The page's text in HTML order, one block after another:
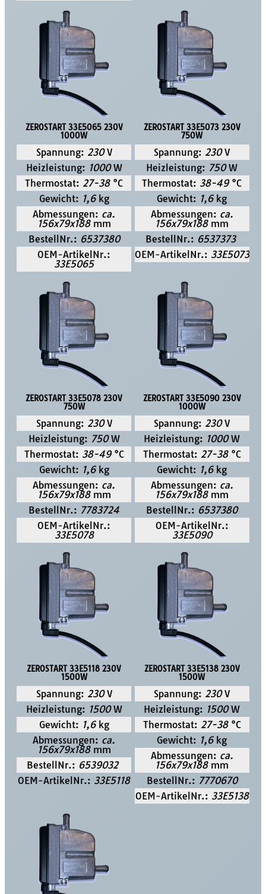
ZEROSTART 33E5065 230V
1000W
Spannung: 230 V
Heizleistung: 1000 W
Thermostat: 27-38 °C
Gewicht: 1,6 kg
Abmessungen: ca.
156x79x188 mm
BestellNr.: 6537380
OEM-ArtikelNr.:
33E5065
ZEROSTART 33E5073 230V
750W
Spannung: 230 V
Heizleistung: 750 W
Thermostat: 38-49 °C
Gewicht: 1,6 kg
Abmessungen: ca.
156x79x188 mm
BestellNr.: 6537373
OEM-ArtikelNr.: 33E5073
ZEROSTART 33E5078 230V
750W
Spannung: 230 V
Heizleistung: 750 W
Thermostat: 38-49 °C
Gewicht: 1,6 kg
Abmessungen: ca.
156x79x188 mm
BestellNr.: 7783724
OEM-ArtikelNr.:
33E5078
ZEROSTART 33E5090 230V
1000W
Spannung: 230 V
Heizleistung: 1000 W
Thermostat: 27-38 °C
Gewicht: 1,6 kg
Abmessungen: ca.
156x79x188 mm
BestellNr.: 6537380
OEM-ArtikelNr.:
33E5090
ZEROSTART 33E5118 230V
1500W
Spannung: 230 V
Heizleistung: 1500 W
Gewicht: 1,6 kg
Abmessungen: ca.
156x79x188 mm
BestellNr.: 6539032
OEM-ArtikelNr.: 33E5118
ZEROSTART 33E5138 230V
1500W
Spannung: 230 V
Heizleistung: 1500 W
Thermostat: 27-38 °C
Gewicht: 1,6 kg
Abmessungen: ca.
156x79x188 mm
BestellNr.: 7770670
OEM-ArtikelNr.: 33E5138